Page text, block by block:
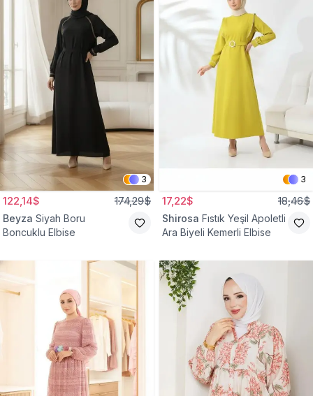
3
122,14$ 174,29$
Beyza Siyah Boru
Boncuklu Elbise
3
17,22$ 18,46$
Shirosa Fıstık Yeşil Apoletli
Ara Biyeli Kemerli Elbise